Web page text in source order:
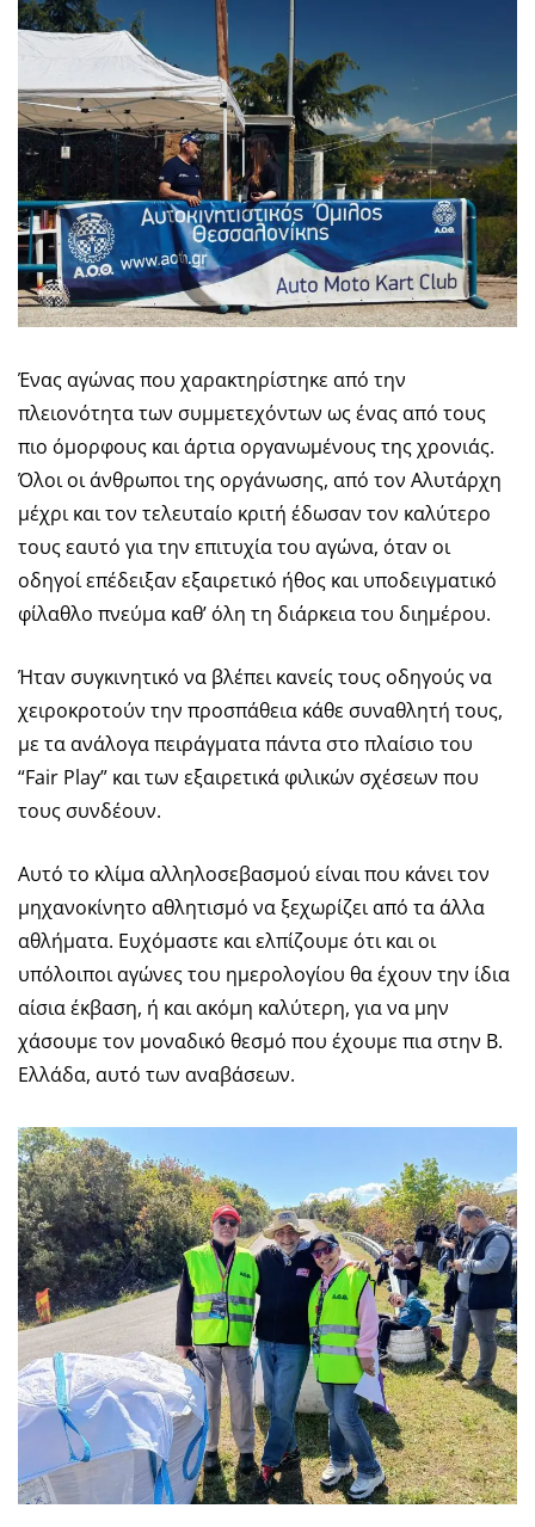
Ένας αγώνας που χαρακτηρίστηκε από την
πλειονότητα των συμμετεχόντων ως ένας από τους
πιο όμορφους και άρτια οργανωμένους της χρονιάς.
Όλοι οι άνθρωποι της οργάνωσης, από τον Αλυτάρχη
μέχρι και τον τελευταίο κριτή έδωσαν τον καλύτερο
τους εαυτό για την επιτυχία του αγώνα, όταν οι
οδηγοί επέδειξαν εξαιρετικό ήθος και υποδειγματικό
φίλαθλο πνεύμα καθ’ όλη τη διάρκεια του διημέρου.
Ήταν συγκινητικό να βλέπει κανείς τους οδηγούς να
χειροκροτούν την προσπάθεια κάθε συναθλητή τους,
με τα ανάλογα πειράγματα πάντα στο πλαίσιο του
“Fair Play” και των εξαιρετικά φιλικών σχέσεων που
τους συνδέουν.
Αυτό το κλίμα αλληλοσεβασμού είναι που κάνει τον
μηχανοκίνητο αθλητισμό να ξεχωρίζει από τα άλλα
αθλήματα. Ευχόμαστε και ελπίζουμε ότι και οι
υπόλοιποι αγώνες του ημερολογίου θα έχουν την ίδια
αίσια έκβαση, ή και ακόμη καλύτερη, για να μην
χάσουμε τον μοναδικό θεσμό που έχουμε πια στην Β.
Ελλάδα, αυτό των αναβάσεων.